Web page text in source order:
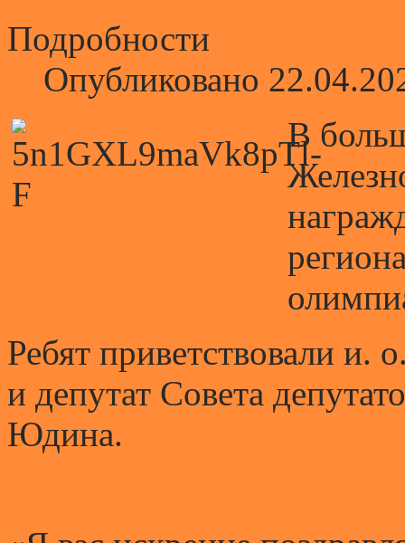
Подробности
Опубликовано
В
Ребят приветствовали
и депутат Совета
Юдина.